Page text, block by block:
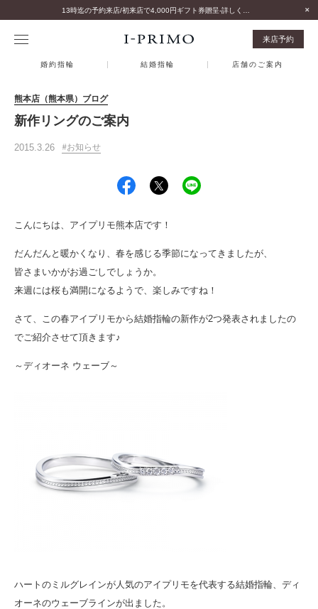
来店予約
婚約指輪 結婚指輪 店舗のご案内
熊本店（熊本県）ブログ
新作リングのご案内
2015.3.26 お知らせ
こんにちは、アイプリモ熊本店です！
だんだんと暖かくなり、春を感じる季節になってきましたが、
皆さまいかがお過ごしでしょうか。
来週には桜も満開になるようで、楽しみですね！
さて、この春アイプリモから結婚指輪の新作が2つ発表されましたの
でご紹介させて頂きます♪
～ディオーネ ウェーブ～
ハートのミルグレインが人気のアイプリモを代表する結婚指輪、ディ
オーネのウェーブラインが出ました。